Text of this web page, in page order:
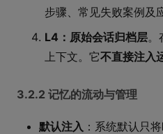
步骤、常见失败案例及
L4：原始会话归档层。
上下文。它不直接注入
3.2.2 记忆的流动与管理
默认注入 ：系统默认只将